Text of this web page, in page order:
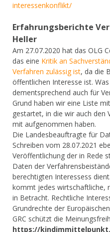
interessenkonflikt/
Erfahrungsberichte
Heller
Am 27.07.2020 hat das OLG
das eine Kritik an
Verfahren zulässig ist, da die
öffentlichen Interesse ist.
dementsprechend auch für
Grund haben wir eine Liste
gestartet, in die wir auch den
mit aufgenommen haben.
Die Landesbeauftragte für
Schreiben vom 28.07.2021
Veröffentlichung der in Rede
Daten der
berechtigten Interessess
kommt jedes wirtschaftliche,
in Betracht. Rechtliche
Grundrechte der
GRC schützt die
https://